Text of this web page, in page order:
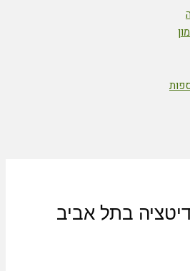
בתל אביב